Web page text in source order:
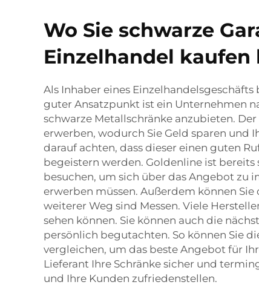
Wo Sie schwarze
Einzelhandel kaufen
Als Inhaber eines
guter Ansatzpunkt ist ein Unternehmen
schwarze Metallschränke anzubieten.
erwerben, wodurch Sie Geld sparen und
darauf achten, dass dieser einen guten
begeistern werden. Goldenline ist
besuchen, um sich über das Angebot zu
erwerben müssen. Außerdem können
weiterer Weg sind Messen. Viele
sehen können. Sie können auch die
persönlich begutachten. So können Sie
vergleichen, um das beste Angebot für
Lieferant Ihre Schränke sicher und
und Ihre Kunden zufriedenstellen.